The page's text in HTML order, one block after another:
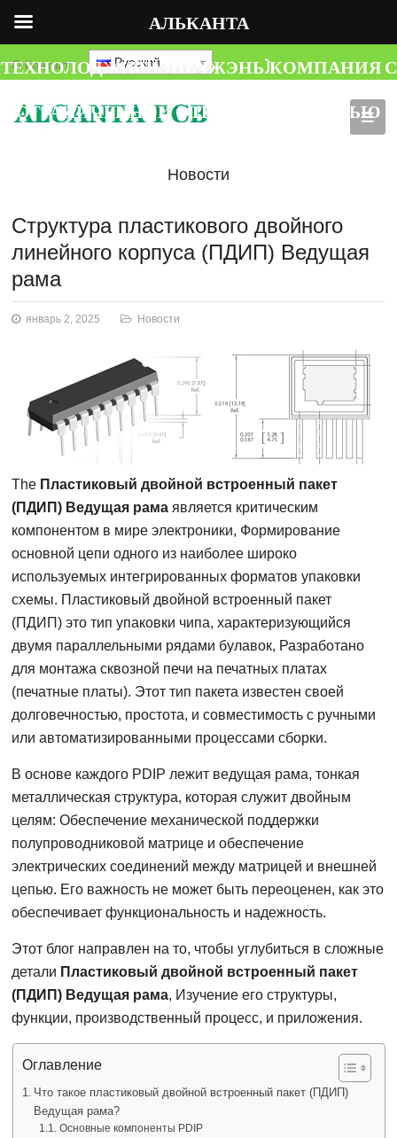
О Контакт| Русский
Новости
Структура пластикового двойного
линейного корпуса (ПДИП) Ведущая
рама
январь 2, 2025 Новости
The Пластиковый двойной встроенный пакет
(ПДИП) Ведущая рама является критическим
компонентом в мире электроники, Формирование
основной цепи одного из наиболее широко
используемых интегрированных форматов упаковки
схемы. Пластиковый двойной встроенный пакет
(ПДИП) это тип упаковки чипа, характеризующийся
двумя параллельными рядами булавок, Разработано
для монтажа сквозной печи на печатных платах
(печатные платы). Этот тип пакета известен своей
долговечностью, простота, и совместимость с ручными
или автоматизированными процессами сборки.
В основе каждого PDIP лежит ведущая рама, тонкая
металлическая структура, которая служит двойным
целям: Обеспечение механической поддержки
полупроводниковой матрице и обеспечение
электрических соединений между матрицей и внешней
цепью. Его важность не может быть переоценен, как это
обеспечивает функциональность и надежность.
Этот блог направлен на то, чтобы углубиться в сложные
детали Пластиковый двойной встроенный пакет
(ПДИП) Ведущая рама, Изучение его структуры,
функции, производственный процесс, и приложения.
Оглавление
Что такое пластиковый двойной встроенный пакет (ПДИП)
Ведущая рама?
Основные компоненты PDIP
АЛЬКАНТА
ТЕХНОЛОДЖИ(ШЭНЬЧЖЭНЬ)КОМПАНИЯ С
ОГРАНИЧЕННОЙ ОТВЕТСТВЕННОСТЬЮ